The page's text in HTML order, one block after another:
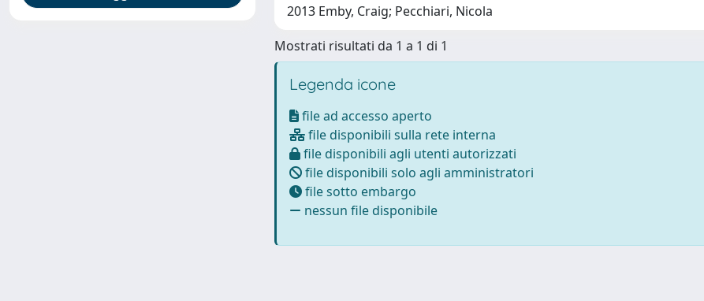
2013 Emby, Craig; Pecchiari, Nicola
Mostrati risultati da 1 a 1 di 1
Legenda icone
file ad accesso aperto
file disponibili sulla rete interna
file disponibili agli utenti autorizzati
file disponibili solo agli amministratori
file sotto embargo
nessun file disponibile